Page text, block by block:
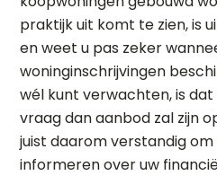
praktijk uit komt te zien, is
en weet u pas zeker
woninginschrijvingen
wél kunt verwachten, is
vraag dan aanbod zal zijn
juist daarom verstandig
informeren over uw